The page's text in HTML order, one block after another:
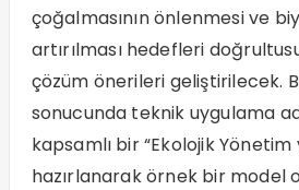
çoğalmasının önlenmesi ve
artırılması hedefleri
çözüm önerileri geliştirilecek.
sonucunda teknik uygulama
kapsamlı bir “Ekolojik
hazırlanarak örnek bir model